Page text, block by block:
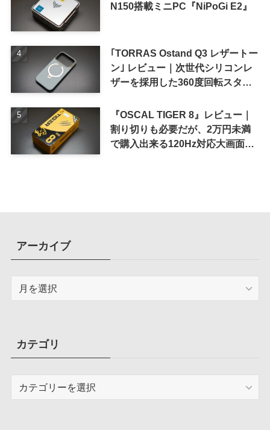
N150搭載ミニPC『NiPoGi E2』
｢TORRAS Ostand Q3 レザートー
ン｣ レビュー｜次世代シリコンレ
ザーを採用した360度回転スタン
『OSCAL TIGER 8』レビュー｜
割り切りも必要だが、2万円未満
で購入出来る120Hz対応大画面ス
アーカイブ
ブカテゴリ